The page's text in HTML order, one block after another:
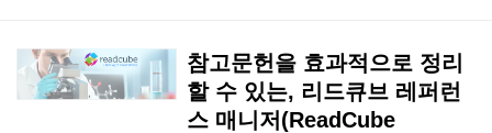
참고문헌을 효과적으로 정리
할 수 있는, 리드큐브 레퍼런
스 매니저(ReadCube